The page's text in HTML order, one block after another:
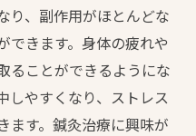
り、副作用がほとんどな
できます。身体の疲れや
ることができるようにな
しやすくなり、ストレス
ます。鍼灸治療に興味が